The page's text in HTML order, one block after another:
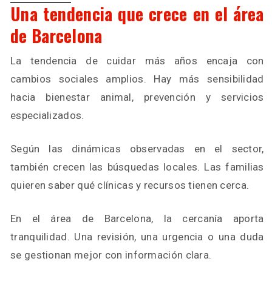
Una tendencia que crece en el área
de Barcelona
La tendencia de cuidar más años encaja con
cambios sociales amplios. Hay más sensibilidad
hacia bienestar animal, prevención y servicios
especializados.
Según las dinámicas observadas en el sector,
también crecen las búsquedas locales. Las familias
quieren saber qué clínicas y recursos tienen cerca.
En el área de Barcelona, la cercanía aporta
tranquilidad. Una revisión, una urgencia o una duda
se gestionan mejor con información clara.